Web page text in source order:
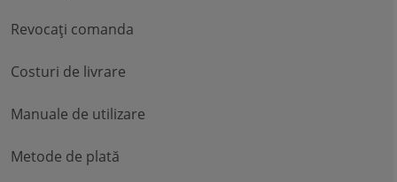
Revocați comanda
Costuri de livrare
Manuale de utilizare
Metode de plată